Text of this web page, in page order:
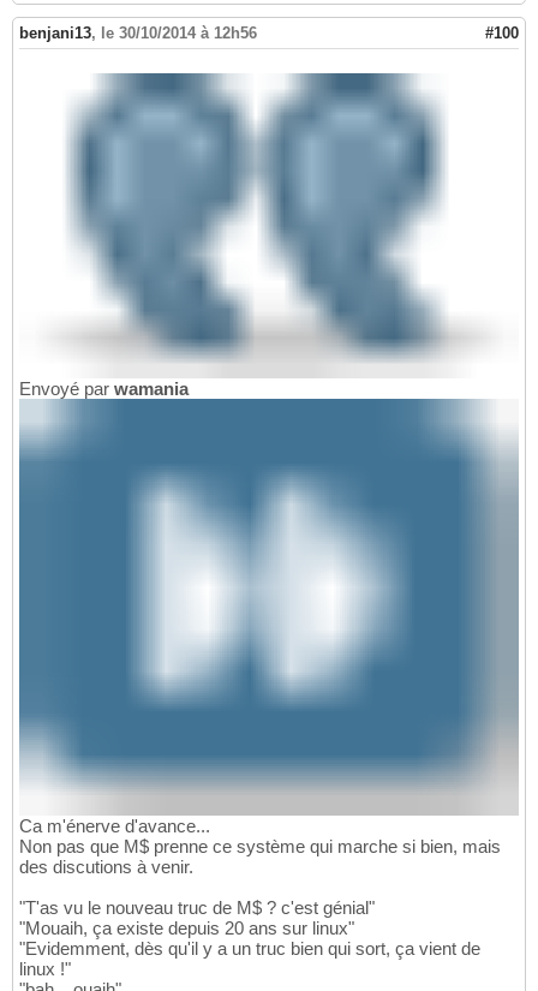
benjani13, le 30/10/2014 à 12h56 #100
Envoyé par wamania
Ca m'énerve d'avance...
Non pas que M$ prenne ce système qui marche si bien, mais
des discutions à venir.
"T'as vu le nouveau truc de M$ ? c'est génial"
"Mouaih, ça existe depuis 20 ans sur linux"
"Evidemment, dès qu'il y a un truc bien qui sort, ça vient de
linux !"